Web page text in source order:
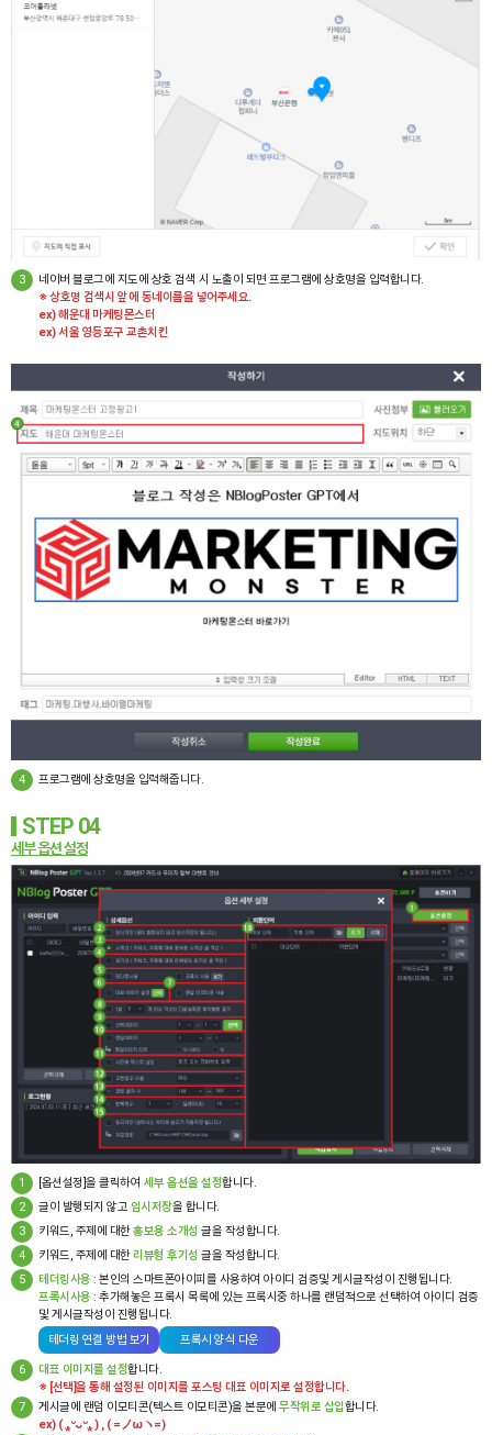
3
네이버 블로그에 지도에 상호 검색 시 노출이 되면 프로그램에 상호명을 입력합니다.
※ 상호명 검색시 앞에 동네이름을 넣어주세요.
ex) 해운대 마케팅몬스터
ex) 서울 영등포구 교촌치킨
4 프로그램에 상호명을 입력해줍니다.
STEP 04
세부 옵션 설정
1 [옵션설정]을 클릭하여 세부 옵션을 설정합니다.
2
글이 발행되지 않고 임시저장을 합니다.
3
키워드, 주제에 대한홍보용 소개성 글을 작성합니다.
4
키워드, 주제에 대한리뷰형 후기성 글을 작성합니다.
5
테더링사용 : 본인의 스마트폰아이피를 사용하여 아이디 검증및 게시글작성이 진행됩니다.
프록시사용 : 추가해놓은 프록시 목록에 있는 프록시중 하나를 랜덤적으로 선택하여 아이디 검증
및 게시글작성이 진행됩니다.
테더링 연결 방법 보기
프록시 양식 다운
6 대표 이미지를 설정합니다.
※ [선택]을 통해 설정된 이미지를 포스팅 대표 이미지로 설정합니다.
7
게시글에 랜덤 이모티콘(텍스트 이모티콘)을 본문에 무작위로 삽입합니다.
ex) ( ⁎ᵕᴗᵕ⁎ ) , ( =ノωヽ=)